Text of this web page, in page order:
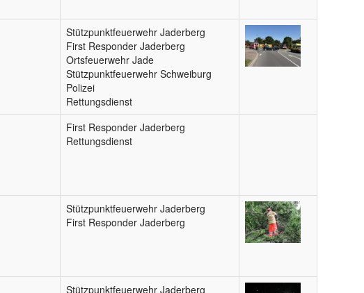
Stützpunktfeuerwehr Jaderberg
First Responder Jaderberg
Ortsfeuerwehr Jade
Stützpunktfeuerwehr Schweiburg
Polizei
Rettungsdienst
First Responder Jaderberg
Rettungsdienst
Stützpunktfeuerwehr Jaderberg
First Responder Jaderberg
Stützpunktfeuerwehr Jaderberg